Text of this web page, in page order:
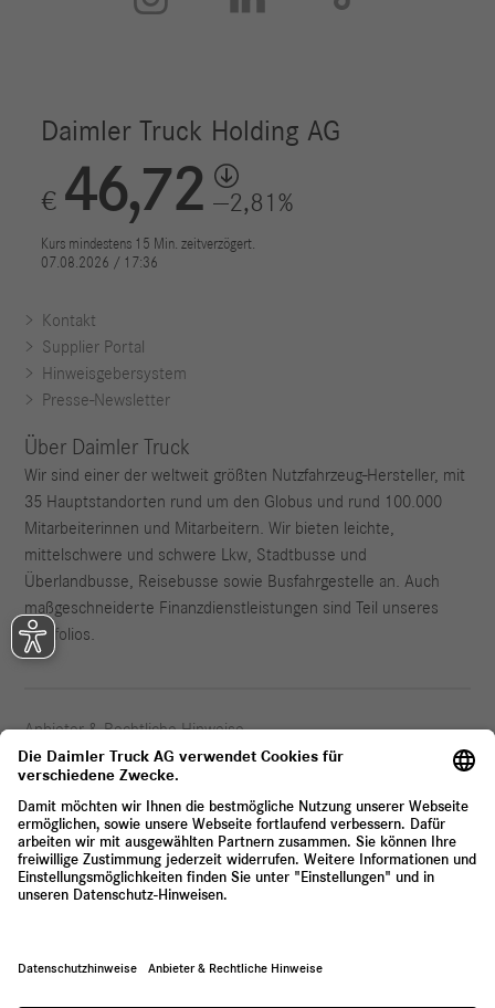
Kontakt
Supplier Portal
Hinweisgebersystem
Presse-Newsletter
Über Daimler Truck
Wir sind einer der weltweit größten Nutzfahrzeug-Hersteller, mit
35 Hauptstandorten rund um den Globus und rund 100.000
Mitarbeiterinnen und Mitarbeitern. Wir bieten leichte,
mittelschwere und schwere Lkw, Stadtbusse und
Überlandbusse, Reisebusse sowie Busfahrgestelle an. Auch
maßgeschneiderte Finanzdienstleistungen sind Teil unseres
Portfolios.
Anbieter & Rechtliche Hinweise
Datenschutz